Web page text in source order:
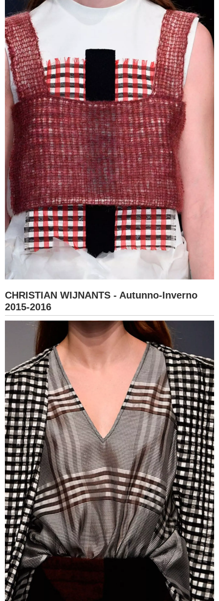
CHRISTIAN WIJNANTS - Autunno-Inverno
2015-2016